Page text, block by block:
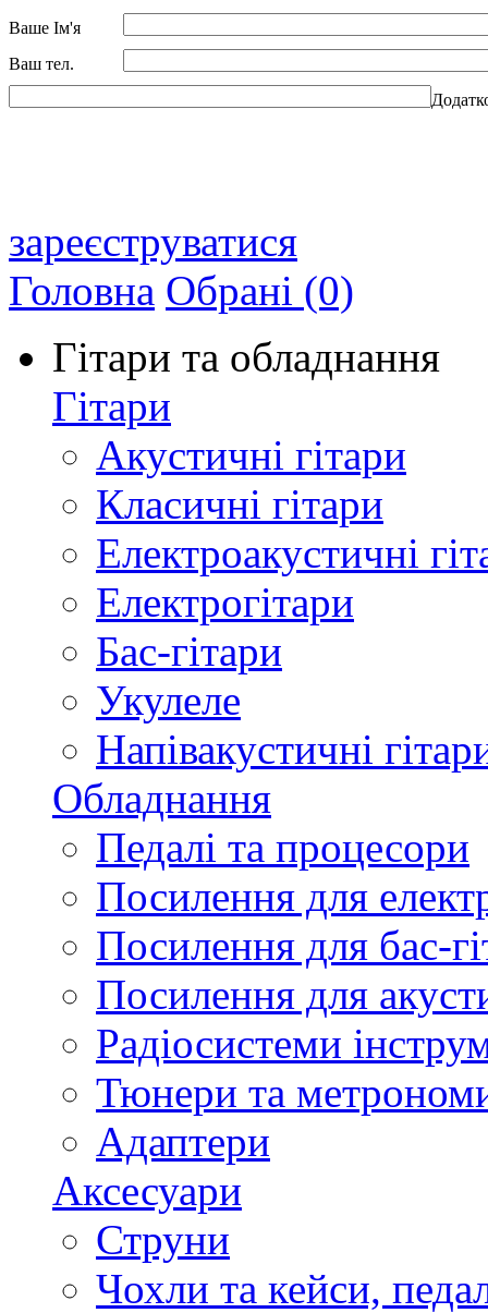
Ваше Ім'я
Ваш тел.
зареєструватися
Головна Обрані (0)
Гітари та обладнання
Гітари
Акустичні гітари
Класичні гітари
Електроакустичні
Електрогітари
Бас-гітари
Укулеле
Напівакустичні
Обладнання
Педалі та процесори
Посилення для
Посилення для бас-
Посилення для
Радіосистеми
Тюнери та
Адаптери
Аксесуари
Струни
Чохли та кейси,